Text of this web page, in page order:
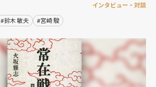
インタビュー・対談
#鈴木 敏夫 #宮崎 駿